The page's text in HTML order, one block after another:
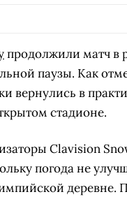
продолжили матч в
паузы. Как
вернулись в
стадионе.
Clavision
погода не
деревне.